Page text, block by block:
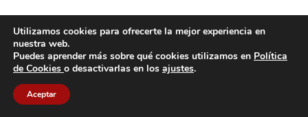
Utilizamos cookies para ofrecerte la mejor experiencia en
nuestra web.
Puedes aprender más sobre qué cookies utilizamos en Política
de Cookies o desactivarlas en los ajustes.
Aceptar